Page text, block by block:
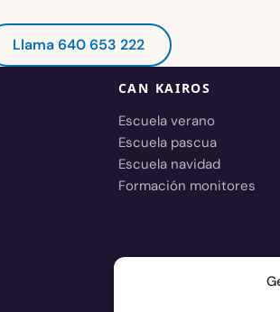
Llama 640 653 222
CAN KAIROS
Escuela verano
Escuela pascua
Escuela navidad
Formación monitores